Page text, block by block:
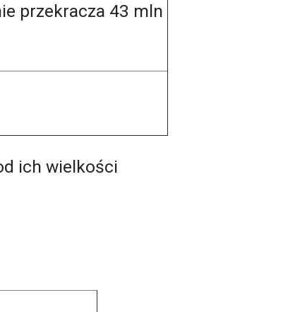
przekracza 43 mln
ich wielkości